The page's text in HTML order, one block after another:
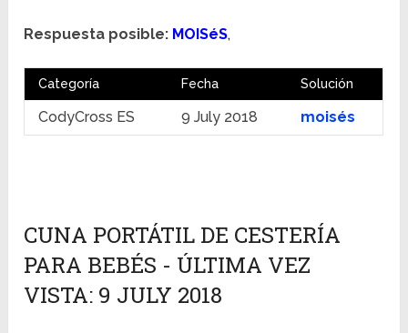
Respuesta posible: MOISéS,
Categoría Fecha Solución
CodyCross ES 9 July 2018 moisés
CUNA PORTÁTIL DE CESTERÍA
PARA BEBÉS - ÚLTIMA VEZ
VISTA: 9 JULY 2018